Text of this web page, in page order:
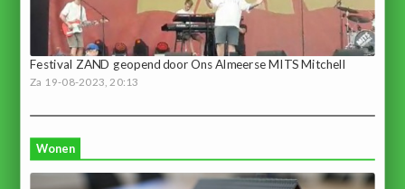
Festival ZAND geopend door Ons Almeerse MITS Mitchell
Za 19-08-2023, 20:13
Wonen